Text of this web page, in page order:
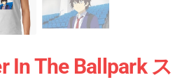
In The Ballpark ス